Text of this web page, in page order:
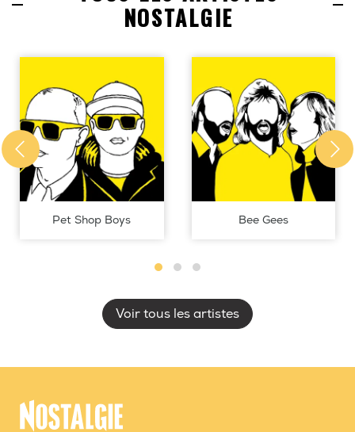
NOSTALGIE
Pet Shop Boys Bee Gees
Voir tous les artistes